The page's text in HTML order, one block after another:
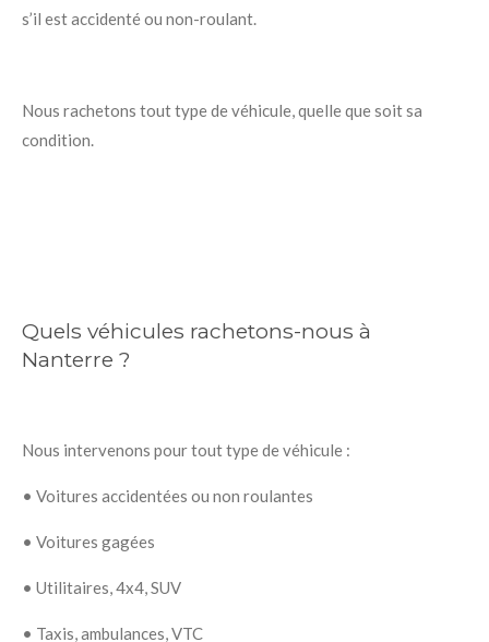
s’il est accidenté ou non-roulant.
Nous rachetons tout type de véhicule, quelle que soit sa
condition.
Quels véhicules rachetons-nous à
Nanterre ?
Nous intervenons pour tout type de véhicule :
• Voitures accidentées ou non roulantes
• Voitures gagées
• Utilitaires, 4x4, SUV
• Taxis, ambulances, VTC